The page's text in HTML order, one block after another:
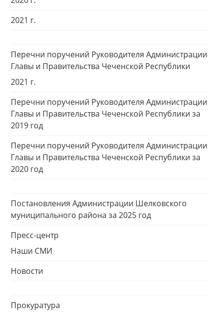
2021 г.
Перечни поручений Руководителя Администрации
Главы и Правительства Чеченской Республики
2021 г.
Перечни поручений Руководителя Администрации
Главы и Правительства Чеченской Республики за
2019 год
Перечни поручений Руководителя Администрации
Главы и Правительства Чеченской Республики за
2020 год
Постановления Администрации Шелковского
муниципального района за 2025 год
Пресс-центр
Наши СМИ
Новости
Прокуратура